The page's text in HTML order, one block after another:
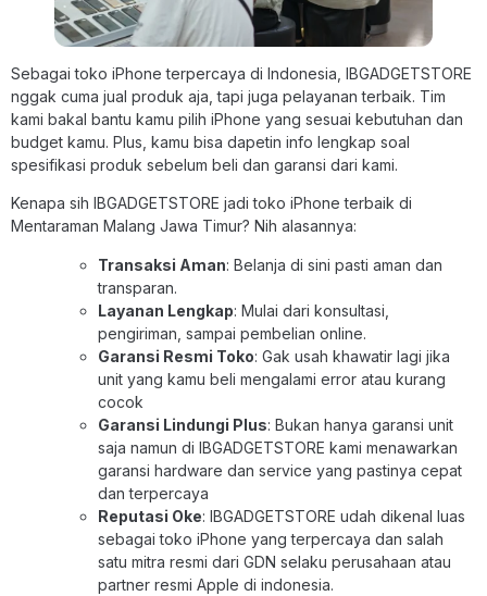
Sebagai toko iPhone terpercaya di Indonesia, IBGADGETSTORE
nggak cuma jual produk aja, tapi juga pelayanan terbaik. Tim
kami bakal bantu kamu pilih iPhone yang sesuai kebutuhan dan
budget kamu. Plus, kamu bisa dapetin info lengkap soal
spesifikasi produk sebelum beli dan garansi dari kami.
Kenapa sih IBGADGETSTORE jadi toko iPhone terbaik di
Mentaraman Malang Jawa Timur? Nih alasannya:
Transaksi Aman: Belanja di sini pasti aman dan
transparan.
Layanan Lengkap: Mulai dari konsultasi,
pengiriman, sampai pembelian online.
Garansi Resmi Toko: Gak usah khawatir lagi jika
unit yang kamu beli mengalami error atau kurang
cocok
Garansi Lindungi Plus: Bukan hanya garansi unit
saja namun di IBGADGETSTORE kami menawarkan
garansi hardware dan service yang pastinya cepat
dan terpercaya
Reputasi Oke: IBGADGETSTORE udah dikenal luas
sebagai toko iPhone yang terpercaya dan salah
satu mitra resmi dari GDN selaku perusahaan atau
partner resmi Apple di indonesia.